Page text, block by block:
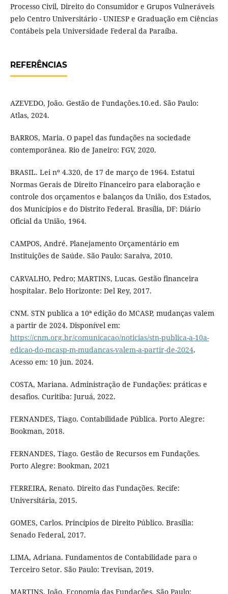
Processo Civil, Direito do Consumidor e Grupos Vulneráveis
pelo Centro Universitário - UNIESP e Graduação em Ciências
Contábeis pela Universidade Federal da Paraíba.
REFERÊNCIAS
AZEVEDO, João. Gestão de Fundações.10.ed. São Paulo:
Atlas, 2024.
BARROS, Maria. O papel das fundações na sociedade
contemporânea. Rio de Janeiro: FGV, 2020.
BRASIL. Lei nº 4.320, de 17 de março de 1964. Estatui
Normas Gerais de Direito Financeiro para elaboração e
controle dos orçamentos e balanços da União, dos Estados,
dos Municípios e do Distrito Federal. Brasília, DF: Diário
Oficial da União, 1964.
CAMPOS, André. Planejamento Orçamentário em
Instituições de Saúde. São Paulo: Saraiva, 2010.
CARVALHO, Pedro; MARTINS, Lucas. Gestão financeira
hospitalar. Belo Horizonte: Del Rey, 2017.
CNM. STN publica a 10ª edição do MCASP, mudanças valem
a partir de 2024. Disponível em:
https://cnm.org.br/comunicacao/noticias/stn-publica-a-10a-
edicao-do-mcasp-m-mudancas-valem-a-partir-de-2024.
Acesso em: 10 jun. 2024.
COSTA, Mariana. Administração de Fundações: práticas e
desafios. Curitiba: Juruá, 2022.
FERNANDES, Tiago. Contabilidade Pública. Porto Alegre:
Bookman, 2018.
FERNANDES, Tiago. Gestão de Recursos em Fundações.
Porto Alegre: Bookman, 2021
FERREIRA, Renato. Direito das Fundações. Recife:
Universitária, 2015.
GOMES, Carlos. Princípios de Direito Público. Brasília:
Senado Federal, 2017.
LIMA, Adriana. Fundamentos de Contabilidade para o
Terceiro Setor. São Paulo: Trevisan, 2019.
MARTINS, João. Economia das Fundações. São Paulo: